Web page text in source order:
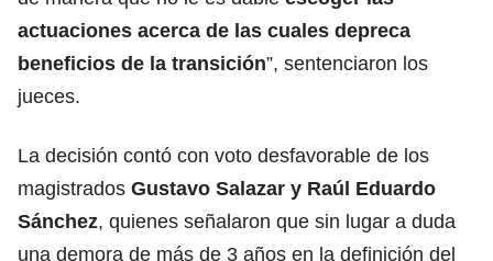
actuaciones acerca de las cuales depreca
beneficios de la transición”, sentenciaron los
jueces.
La decisión contó con voto desfavorable de los
magistrados Gustavo Salazar y Raúl Eduardo
Sánchez, quienes señalaron que sin lugar a duda
una demora de más de 3 años en la definición del